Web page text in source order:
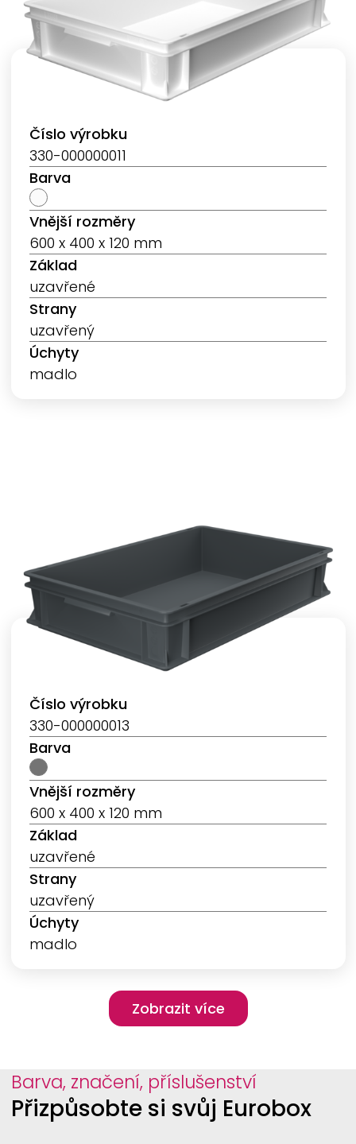
Číslo výrobku
330-000000011
Barva
Vnější rozměry
600 x 400 x 120 mm
Základ
uzavřené
Strany
uzavřený
Úchyty
madlo
Číslo výrobku
330-000000013
Barva
Vnější rozměry
600 x 400 x 120 mm
Základ
uzavřené
Strany
uzavřený
Úchyty
madlo
Pagination
Zobrazit více
Zobrazit více
Barva, značení, příslušenství
Přizpůsobte si svůj Eurobox